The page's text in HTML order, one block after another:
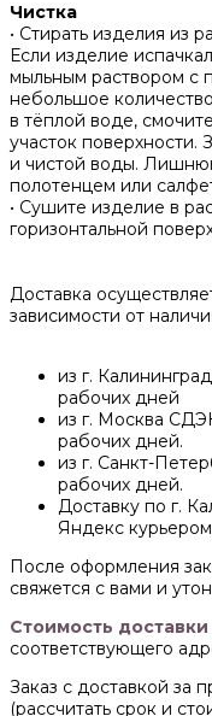
Чистка
• Стирать изделия из
Если изделие
мыльным раствором с
небольшое
в тёплой воде,
участок
и чистой воды.
полотенцем или
• Сушите изделие в
горизонтальной
Доставка
зависимости от
из г.
рабочих дней
из г. Москва
рабочих дней.
из г. Санкт-
рабочих дней.
Доставку по г.
Яндекс
После оформления
свяжется с вами и
Стоимость доставки
соответствующего
Заказ с доставкой
(рассчитать срок и